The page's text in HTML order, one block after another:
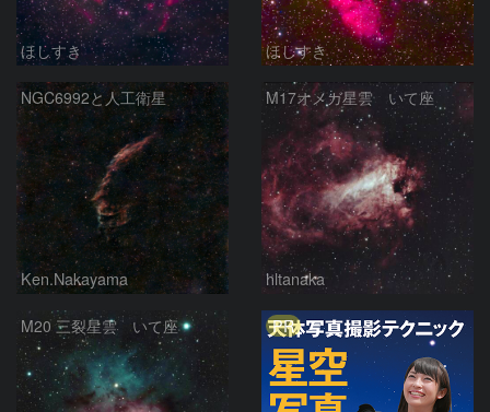
ほしすき ほしすき
NGC6992と人工衛星
Ken.Nakayama
M17オメガ星雲 いて座
hltanaka
M20 三裂星雲 いて座 PR